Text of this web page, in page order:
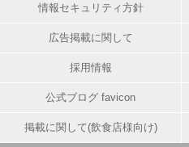
情報セキュリティ方針
広告掲載に関して
採用情報
公式ブログ favicon
掲載に関して(飲食店様向け)